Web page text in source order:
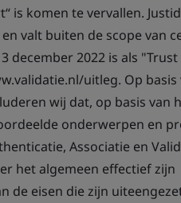
is komen te vervallen.
valt buiten de scope van
december 2022 is als "Trust
uitleg. Op basis
wij dat, op basis van
onderwerpen en
Associatie en
het algemeen effectief zijn
de eisen die zijn